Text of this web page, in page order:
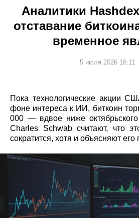
Аналитики
отставание
временное
5 июля 2026 16:11
Пока технологические акции
фоне интереса к ИИ, биткоин
000 — вдвое ниже
Charles Schwab считают, что
сократится, хотя и объясняют его